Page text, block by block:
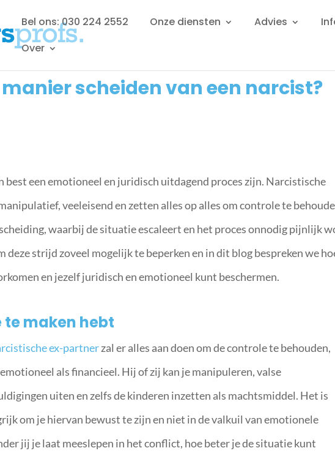
Bel ons: 030 224 2552 Onze diensten Advies
Over
manier scheiden van een narcist?
best een emotioneel en juridisch uitdagend proces zijn. Narcistische
veeleisend en zetten alles op alles om controle te
waarbij de situatie escaleert en het proces onnodig pijnlijk
deze strijd zoveel mogelijk te beperken en in dit blog bespreken we
en jezelf juridisch en emotioneel kunt beschermen.
te maken hebt
ex-partnerzal er alles aan doen om de controle te behouden,
als financieel. Hij of zij kan je manipuleren, valse
uiten en zelfs de kinderen inzetten als machtsmiddel. Het is
om je hiervan bewust te zijn en niet in de valkuil van emotionele
jij je laat meeslepen in het conflict, hoe beter je de situatie kunt